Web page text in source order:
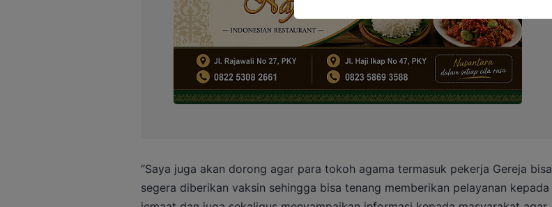
“Saya juga akan dorong agar para tokoh agama termasuk pekerja Gereja bisa
segera diberikan vaksin sehingga bisa tenang memberikan pelayanan kepada